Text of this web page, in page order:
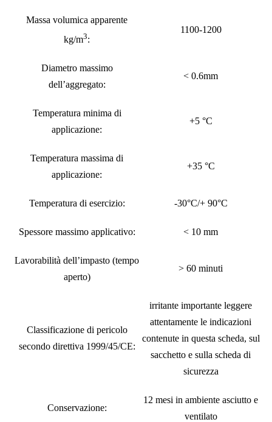
Massa volumica apparente
kg/m3:
1100-1200
Diametro massimo
dell’aggregato:
< 0.6mm
Temperatura minima di
applicazione:
+5 °C
Temperatura massima di
applicazione:
+35 °C
Temperatura di esercizio: -30°C/+ 90°C
Spessore massimo applicativo: < 10 mm
Lavorabilità dell’impasto (tempo
aperto)
> 60 minuti
Classificazione di pericolo
secondo direttiva 1999/45/CE:
irritante importante leggere
attentamente le indicazioni
contenute in questa scheda, sul
sacchetto e sulla scheda di
sicurezza
Conservazione:
12 mesi in ambiente asciutto e
ventilato